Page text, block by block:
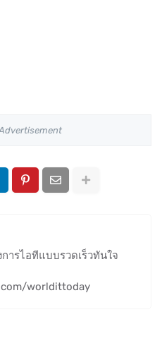
ารไอทีแบบรวดเร็วทันใจ
worldittoday